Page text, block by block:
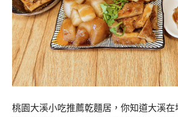
桃園大溪小吃推薦乾麵居，你知道大溪